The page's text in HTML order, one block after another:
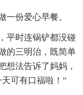
一份爱心早餐。
平时连锅铲都没碰
的三明治，既简单
想法告诉了妈妈，
可有口福啦！”